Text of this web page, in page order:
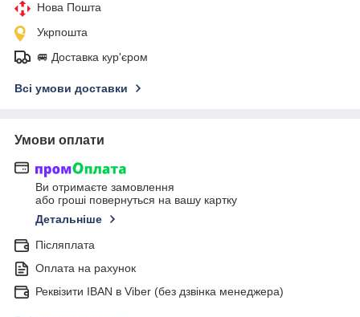
Нова Пошта
Укрпошта
🚐 Доставка кур'єром
Всі умови доставки
Умови оплати
Ви отримаєте замовлення
або гроші повернуться на вашу картку
Детальніше
Післяплата
Оплата на рахунок
Реквізити IBAN в Viber (без дзвінка менеджера)